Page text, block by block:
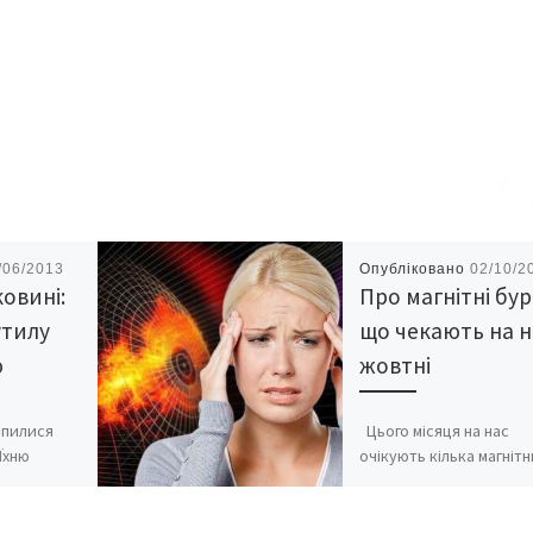
2013 Опубліковано 02/10/
Про магнітні
що чекають на
жовтні
Цього місяця на нас
очікують кілька